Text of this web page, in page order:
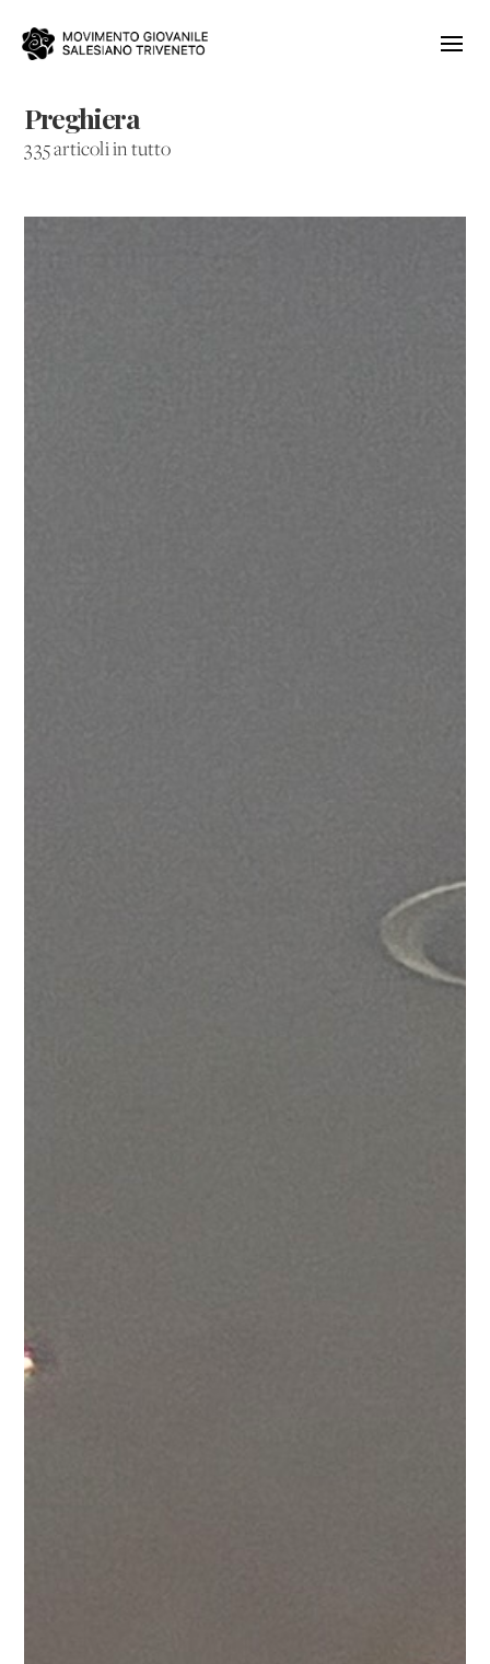
Preghiera
335 articoli in tutto